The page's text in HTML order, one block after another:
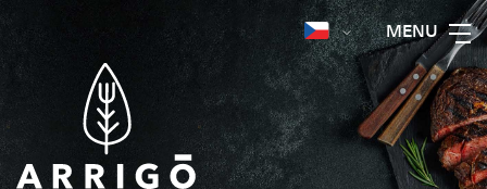
MENU